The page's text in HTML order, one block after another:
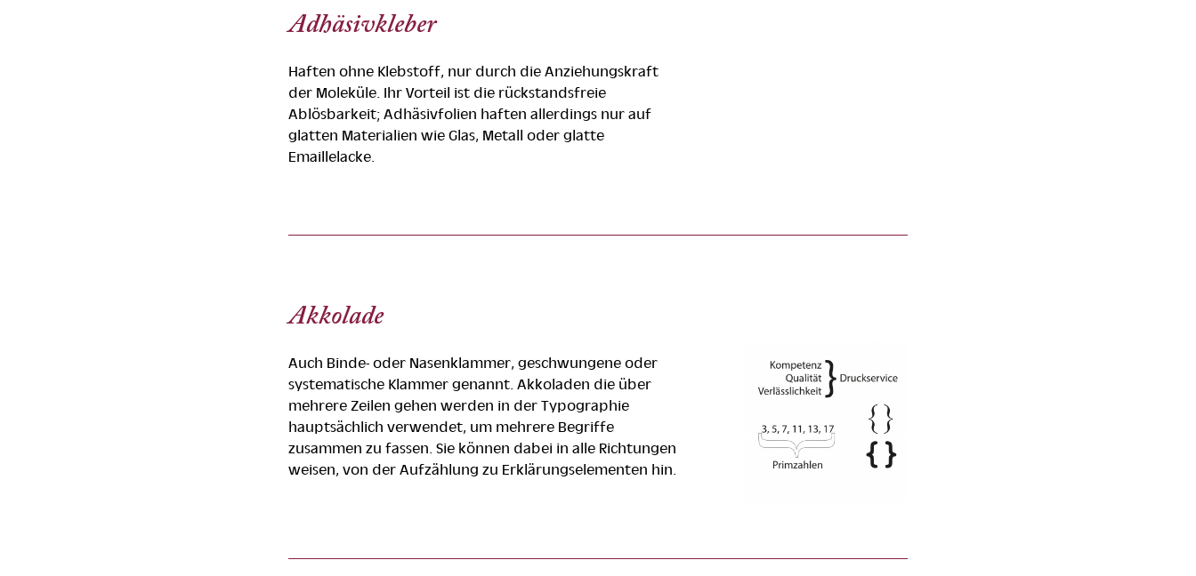
Adhäsivkleber
Haften ohne Klebstoff, nur durch die Anziehungskraft
der Moleküle. Ihr Vorteil ist die rückstandsfreie
Ablösbarkeit; Adhäsivfolien haften allerdings nur auf
glatten Materialien wie Glas, Metall oder glatte
Emaillelacke.
Akkolade
Auch Binde- oder Nasenklammer, geschwungene oder
systematische Klammer genannt. Akkoladen die über
mehrere Zeilen gehen werden in der Typographie
hauptsächlich verwendet, um mehrere Begriffe
zusammen zu fassen. Sie können dabei in alle Richtungen
weisen, von der Aufzählung zu Erklärungselementen hin.